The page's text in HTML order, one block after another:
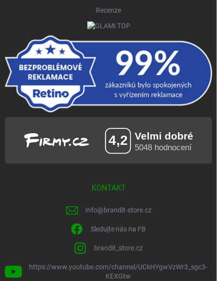
Recenze
KONTAKT
Info@brandit-store.cz
Sledujte nás na FB
brandit_store.cz
https://www.youtube.com/channel/UCkHYgwVzWr3_sgc3-
KEXGtw